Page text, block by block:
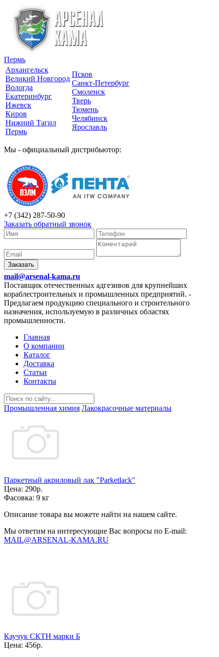
Пермь
Архангельск
Великий Новгород
Вологда
Екатеринбург
Ижевск
Киров
Нижний Тагил
Пермь
Псков
Санкт-Петербург
Смоленск
Тверь
Тюмень
Челябинск
Ярославль
Мы - официальный дистрибьютор:
+7 (342) 287-50-90
Заказать обратный звонок
Заказать
mail@arsenal-kama.ru
Поставщик отечественных адгезивов для крупнейших
кораблестроительных и промышленных предприятий. -
Предлагаем продукцию специального и строительного
назначения, используемую в различных областях
промышленности.
Главная
О компании
Каталог
Доставка
Статьи
Контакты
Промышленная химия Лакокрасочные материалы
Паркетный акриловый лак "Parketlack"
Цена: 290р.
Фасовка: 9 кг
Описание товара вы можете найти на нашем сайте.
Мы ответим на интересующие Вас вопросы по E-mail:
MAIL@ARSENAL-KAMA.RU
Каучук СКТН марки Б
Цена: 456р.